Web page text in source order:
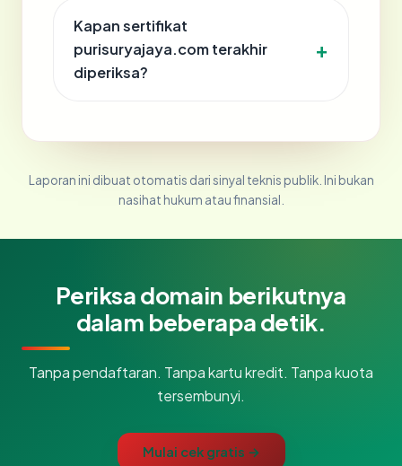
Kapan sertifikat
purisuryajaya.com terakhir
diperiksa?
Laporan ini dibuat otomatis dari sinyal teknis publik. Ini bukan
nasihat hukum atau finansial.
Periksa domain berikutnya
dalam beberapa detik.
Tanpa pendaftaran. Tanpa kartu kredit. Tanpa kuota
tersembunyi.
Mulai cek gratis →